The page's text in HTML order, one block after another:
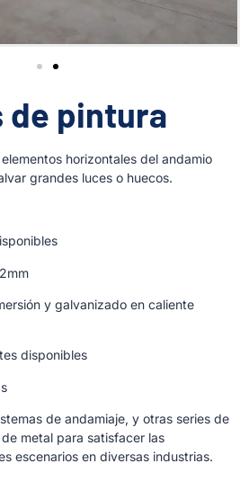
de pintura
horizontales del andamio
grandes luces o huecos.
y galvanizado en caliente
disponibles
de andamiaje, y otras series de
metal para satisfacer las
escenarios en diversas industrias.